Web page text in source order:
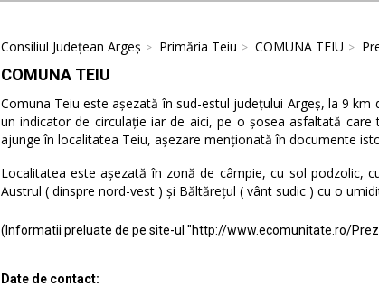
Consiliul Județean Argeș Primăria Teiu COMUNA TEIU
COMUNA TEIU
Comuna Teiu este așezată în sud-estul județului Argeș, la 9
un indicator de circulație iar de aici, pe o șosea asfaltată
ajunge în localitatea Teiu, așezare menționată în documente
Localitatea este așezată în zonă de câmpie, cu sol podzolic,
Austrul ( dinspre nord-vest ) și Băltărețul ( vânt sudic ) cu o
(Informatii preluate de pe site-ul "http://www.ecomunitate.ro/
Date de contact: